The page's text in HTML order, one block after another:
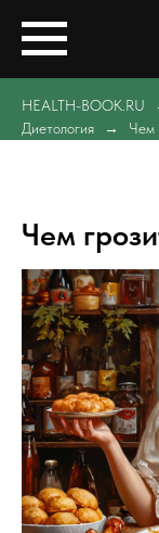
HEALTH-BOOK.RU
Диетология
Чем
Чем